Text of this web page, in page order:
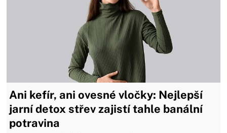
Ani kefír, ani ovesné vločky: Nejlepší
jarní detox střev zajistí tahle banální
potravina